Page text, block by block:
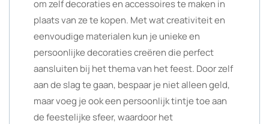
om zelf decoraties en accessoires te maken in
plaats van ze te kopen. Met wat creativiteit en
eenvoudige materialen kun je unieke en
persoonlijke decoraties creëren die perfect
aansluiten bij het thema van het feest. Door zelf
aan de slag te gaan, bespaar je niet alleen geld,
maar voeg je ook een persoonlijk tintje toe aan
de feestelijke sfeer, waardoor het